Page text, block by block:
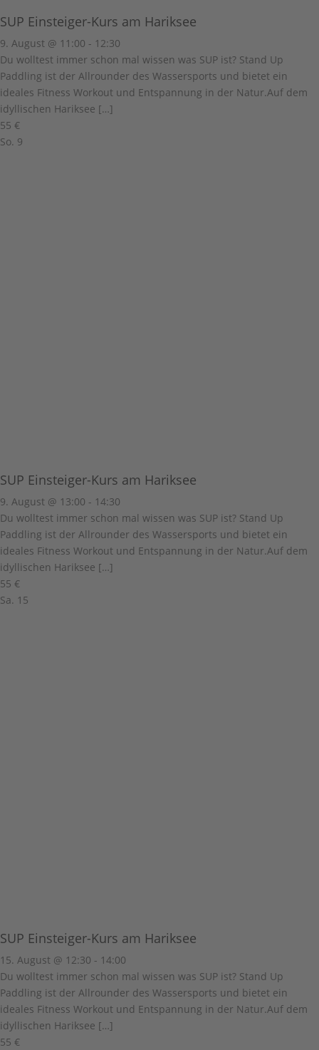
SUP Einsteiger-Kurs am Hariksee
9. August @ 11:00 - 12:30
Du wolltest immer schon mal wissen was SUP ist? Stand Up
Paddling ist der Allrounder des Wassersports und bietet ein
ideales Fitness Workout und Entspannung in der Natur.Auf dem
idyllischen Hariksee […]
55 €
So. 9
SUP Einsteiger-Kurs am Hariksee
9. August @ 13:00 - 14:30
Du wolltest immer schon mal wissen was SUP ist? Stand Up
Paddling ist der Allrounder des Wassersports und bietet ein
ideales Fitness Workout und Entspannung in der Natur.Auf dem
idyllischen Hariksee […]
55 €
Sa. 15
SUP Einsteiger-Kurs am Hariksee
15. August @ 12:30 - 14:00
Du wolltest immer schon mal wissen was SUP ist? Stand Up
Paddling ist der Allrounder des Wassersports und bietet ein
ideales Fitness Workout und Entspannung in der Natur.Auf dem
idyllischen Hariksee […]
55 €